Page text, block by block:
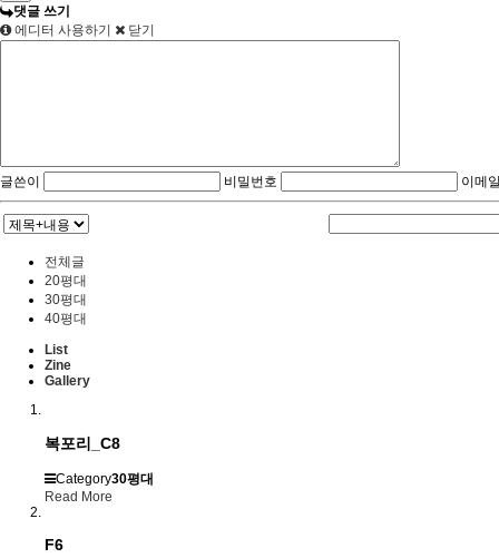
댓글 쓰기
에디터 사용하기
닫기
글쓴이 비밀번호 이메
전체글
20평대
30평대
40평대
List
Zine
Gallery
복포리_C8
Category30평대
Read More
F6